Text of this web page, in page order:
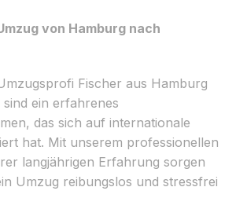
von Hamburg nach
Fischer aus Hamburg
ein erfahrenes
das sich auf internationale
hat. Mit unserem professionellen
langjährigen Erfahrung sorgen
Umzug reibungslos und stressfrei